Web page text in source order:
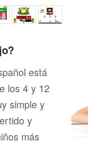
está
los 4 y 12
simple y
y
más